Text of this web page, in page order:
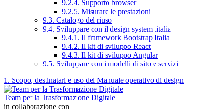
9.2.4. Supporto browser
9.2.5. Misurare le prestazioni
9.3. Catalogo del riuso
9.4. Sviluppare con il design system .italia
9.4.1. Il framework Bootstrap Italia
9.4.2. Il kit di sviluppo React
9.4.3. Il kit di sviluppo Angular
9.5. Sviluppare con i modelli di sito e servizi
1. Scopo, destinatari e uso del Manuale operativo di design
Team per la Trasformazione Digitale
in collaborazione con